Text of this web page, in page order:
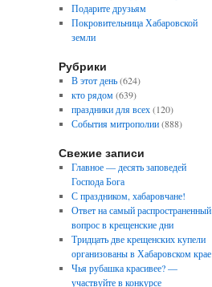
Подарите друзьям
Покровительница Хабаровской
земли
Рубрики
В этот день(624)
кто рядом(639)
праздники для всех(120)
События митрополии(888)
Свежие записи
Главное — десять заповедей
Господа Бога
С праздником, хабаровчане!
Ответ на самый распространенный
вопрос в крещенские дни
Тридцать две крещенских купели
организованы в Хабаровском крае
Чья рубашка красивее? —
участвуйте в конкурсе